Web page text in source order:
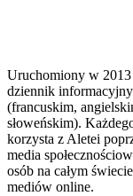
Uruchomiony w 2013
dziennik
(francuskim,
słoweńskim).
korzysta z Aletei
media
osób na całym
mediów online.